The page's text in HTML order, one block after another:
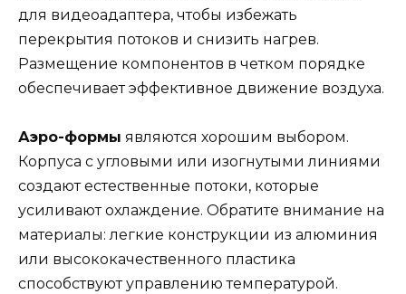
для видеоадаптера, чтобы избежать
перекрытия потоков и снизить нагрев.
Размещение компонентов в четком порядке
обеспечивает эффективное движение воздуха.
Аэро-формы являются хорошим выбором.
Корпуса с угловыми или изогнутыми линиями
создают естественные потоки, которые
усиливают охлаждение. Обратите внимание на
материалы: легкие конструкции из алюминия
или высококачественного пластика
способствуют управлению температурой.